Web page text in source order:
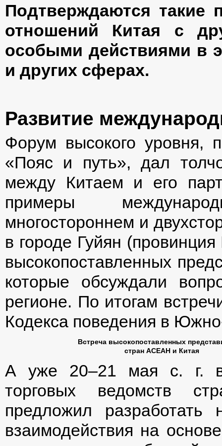
Подтверждаются такие
отношений Китая с
особыми действиями в
и других сферах.
Развитие
Форум высокого уровня,
«Пояс и путь», дал
между Китаем и его
примеры
многостороннем и
в городе Гуйян
высокопоставленных
которые обсуждали
регионе. По итогам
Кодекса поведения в
Встреча высокопоставленных
стран АСЕАН и Китая
А уже 20–21 мая с. г.
торговых ведомств
предложил разработать
взаимодействия на